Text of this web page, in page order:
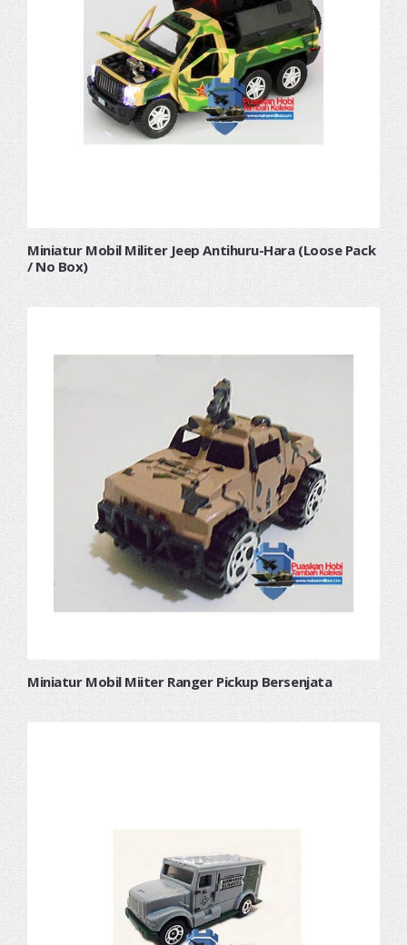
Miniatur Mobil Militer Jeep Antihuru-Hara (Loose Pack
/ No Box)
Miniatur Mobil Miiter Ranger Pickup Bersenjata